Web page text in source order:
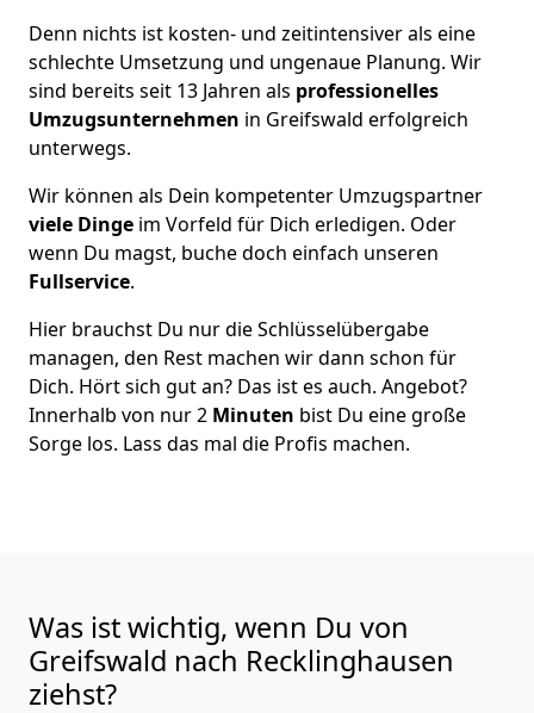
Denn nichts ist kosten- und zeitintensiver als eine
schlechte Umsetzung und ungenaue Planung. Wir
sind bereits seit 13 Jahren als professionelles
Umzugsunternehmen in Greifswald erfolgreich
unterwegs.
Wir können als Dein kompetenter Umzugspartner
viele Dinge im Vorfeld für Dich erledigen. Oder
wenn Du magst, buche doch einfach unseren
Fullservice.
Hier brauchst Du nur die Schlüsselübergabe
managen, den Rest machen wir dann schon für
Dich. Hört sich gut an? Das ist es auch. Angebot?
Innerhalb von nur 2 Minuten bist Du eine große
Sorge los. Lass das mal die Profis machen.
Was ist wichtig, wenn Du von
Greifswald nach Recklinghausen
ziehst?